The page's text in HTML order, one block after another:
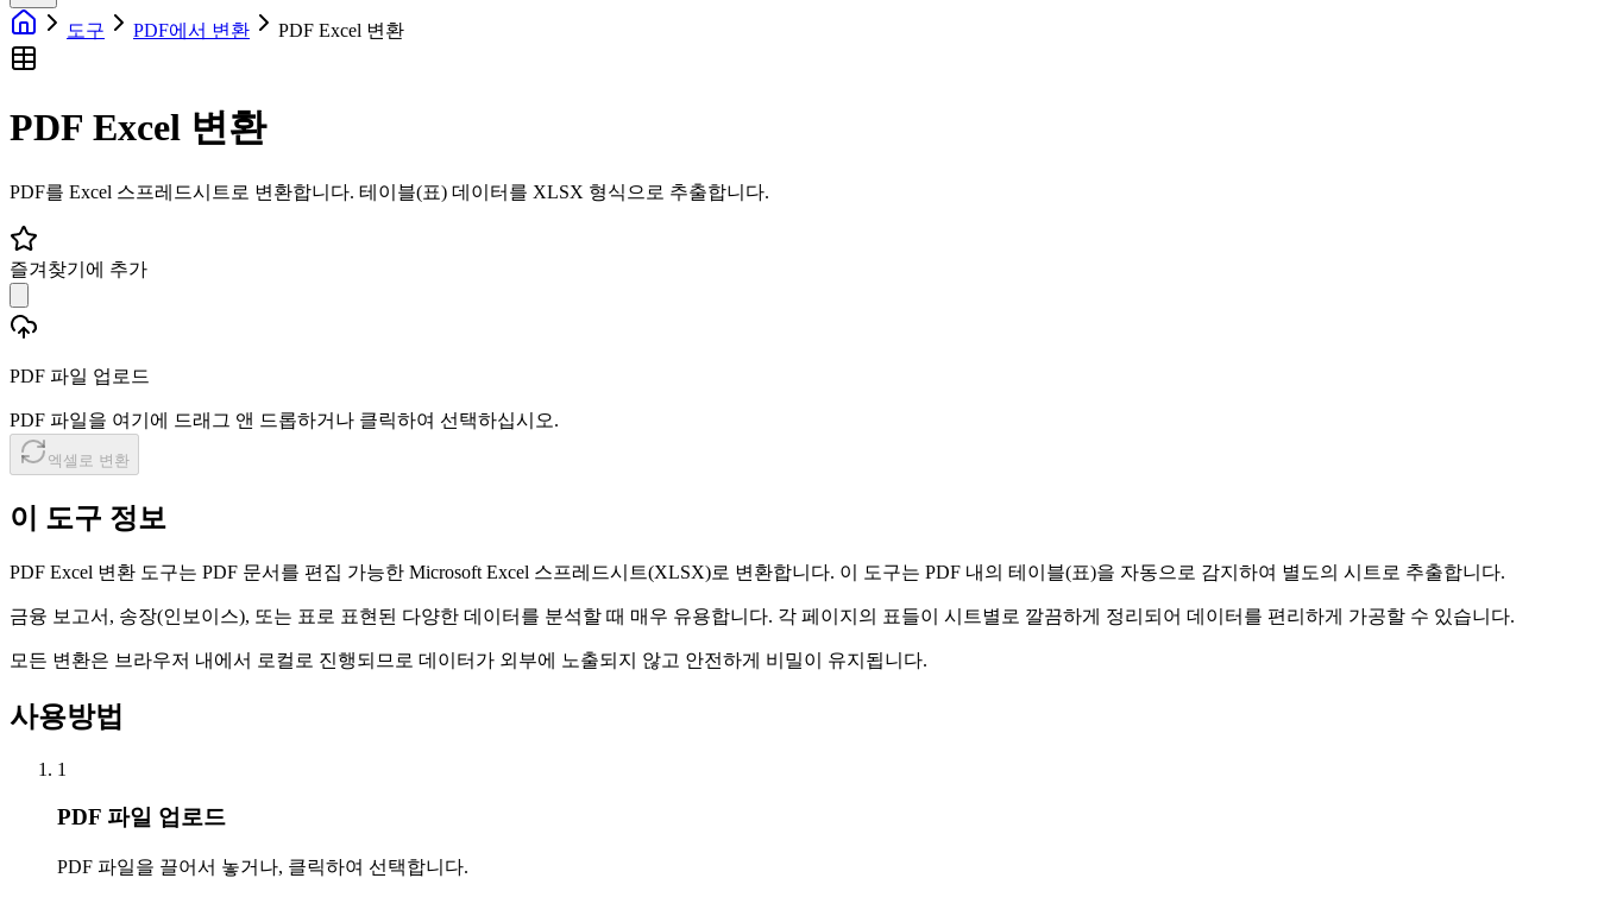
도구 PDF에서 변환 PDF Excel 변환
PDF Excel 변환
PDF를 Excel 스프레드시트로 변환합니다. 테이블(표) 데이터를 XLSX 형식으로 추출합니다.
즐겨찾기에 추가
PDF 파일 업로드
PDF 파일을 여기에 드래그 앤 드롭하거나 클릭하여 선택하십시오.
엑셀로 변환
이 도구 정보
PDF Excel 변환 도구는 PDF 문서를 편집 가능한 Microsoft Excel 스프레드시트(XLSX)로 변환합니다. 이 도구는 PDF 내의 테이블(표)을 자동으로 감지하여 별도의 시트로 추출합니다.
금융 보고서, 송장(인보이스), 또는 표로 표현된 다양한 데이터를 분석할 때 매우 유용합니다. 각 페이지의 표들이 시트별로 깔끔하게 정리되어 데이터를 편리하게 가공할 수 있습니다.
모든 변환은 브라우저 내에서 로컬로 진행되므로 데이터가 외부에 노출되지 않고 안전하게 비밀이 유지됩니다.
사용방법
1
PDF 파일 업로드
PDF 파일을 끌어서 놓거나, 클릭하여 선택합니다.